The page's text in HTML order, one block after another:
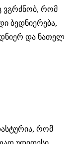
ვგრძნობ, რომ
ბედნიერება,
და ნათელ
რომ